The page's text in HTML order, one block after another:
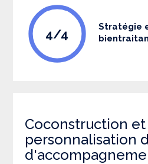
4/4
Stratégie
Coconstruction et
personnalisation